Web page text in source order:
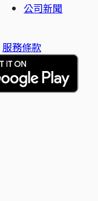
公司新聞
服務條款